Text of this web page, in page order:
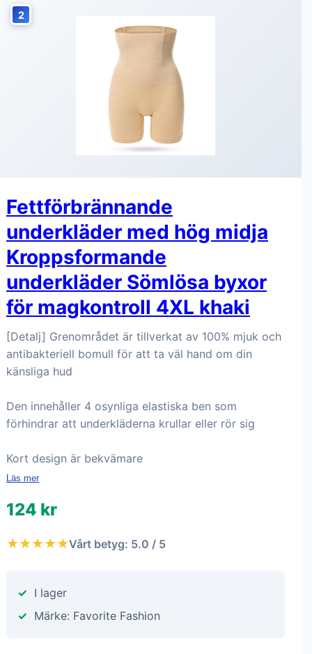
2
Fettförbrännande
underkläder med hög midja
Kroppsformande
underkläder Sömlösa byxor
för magkontroll 4XL khaki
[Detalj] Grenområdet är tillverkat av 100% mjuk och
antibakteriell bomull för att ta väl hand om din
känsliga hud
Den innehåller 4 osynliga elastiska ben som
förhindrar att underkläderna krullar eller rör sig
Kort design är bekvämare
Läs mer
124 kr
★★★★★Vårt betyg: 5.0 / 5
I lager
Märke: Favorite Fashion